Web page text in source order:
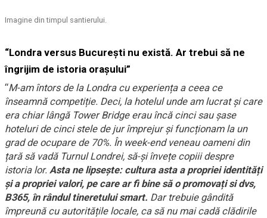
Imagine din timpul santierului.
“Londra versus București nu există. Ar trebui să ne
îngrijim de istoria orașului”
“M-am întors de la Londra cu experiența a ceea ce
înseamnă competiție. Deci, la hotelul unde am lucrat și care
era chiar lângă Tower Bridge erau încă cinci sau șase
hoteluri de cinci stele de jur împrejur și funcționam la un
grad de ocupare de 70%. În week-end veneau oameni din
țară să vadă Turnul Londrei, să-și învețe copiii despre
istoria lor. Asta ne lipsește: cultura asta a propriei identități
și a propriei valori, pe care ar fi bine să o promovați si dvs,
B365, în rândul tineretului smart. Dar trebuie gândită
împreună cu autoritățile locale, ca să nu mai cadă clădirile